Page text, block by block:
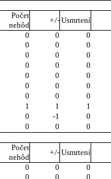
Počet
nehôd
+/- Usmrtení
0 0
0
0 0
0
0 0
0
0 0
0
0 0
0
0 0
0
0 0
0
1 1
1
0 -1
0
0 0
0
Počet
nehôd
+/- Usmrtení
0 0
0
0 0 0